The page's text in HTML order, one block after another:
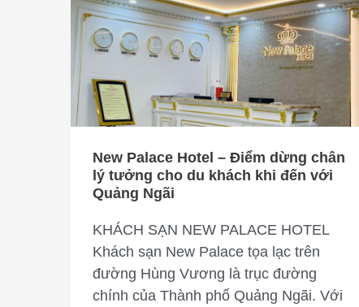
New Palace Hotel – Điểm dừng chân
lý tưởng cho du khách khi đến với
Quảng Ngãi
KHÁCH SẠN NEW PALACE HOTEL
Khách sạn New Palace tọa lạc trên
đường Hùng Vương là trục đường
chính của Thành phố Quảng Ngãi. Với
Hotel
–
Điểm
dừng
chân
lý
cho
du
khi
đến
với
Quảng